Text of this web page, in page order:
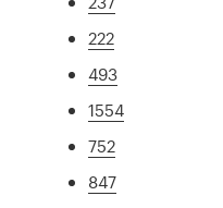
222
493
1554
752
847